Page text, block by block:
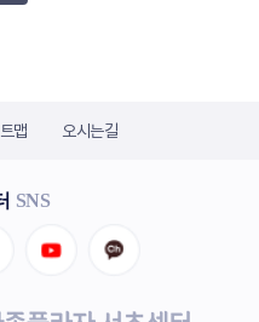
맵 오시는길
SNS